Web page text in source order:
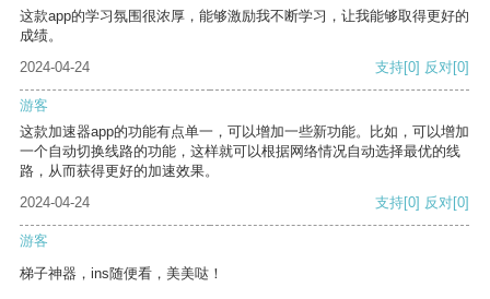
这款app的学习氛围很浓厚，能够激励我不断学习，让我能够取得更好的
成绩。
2024-04-24
支持[0] 反对[0]
游客
这款加速器app的功能有点单一，可以增加一些新功能。比如，可以增加
一个自动切换线路的功能，这样就可以根据网络情况自动选择最优的线
路，从而获得更好的加速效果。
2024-04-24
支持[0] 反对[0]
游客
梯子神器，ins随便看，美美哒！